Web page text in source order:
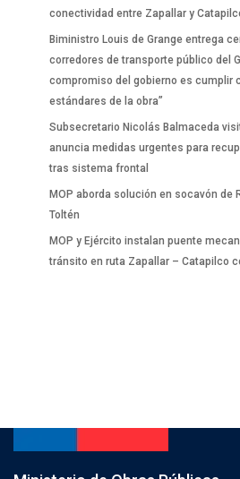
conectividad entre Zapallar y
Biministro Louis de Grange entrega
corredores de transporte público del
compromiso del gobierno es cumplir
estándares de la obra”
Subsecretario Nicolás Balmaceda
anuncia medidas urgentes para
tras sistema frontal
MOP aborda solución en socavón de
Toltén
MOP y Ejército instalan puente
tránsito en ruta Zapallar – Catapilco